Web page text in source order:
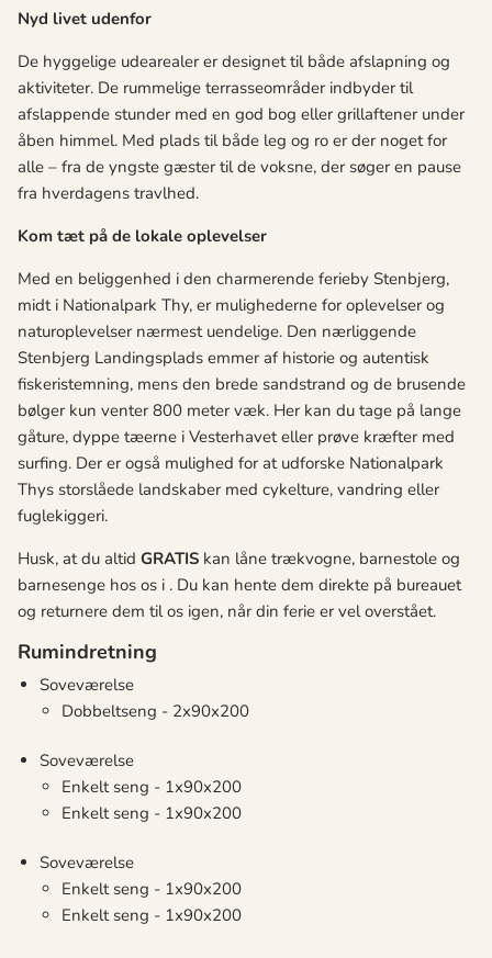
Nyd livet udenfor
De hyggelige udearealer er designet til både afslapning og
aktiviteter. De rummelige terrasseområder indbyder til
afslappende stunder med en god bog eller grillaftener under
åben himmel. Med plads til både leg og ro er der noget for
alle – fra de yngste gæster til de voksne, der søger en pause
fra hverdagens travlhed.
Kom tæt på de lokale oplevelser
Med en beliggenhed i den charmerende ferieby Stenbjerg,
midt i Nationalpark Thy, er mulighederne for oplevelser og
naturoplevelser nærmest uendelige. Den nærliggende
Stenbjerg Landingsplads emmer af historie og autentisk
fiskeristemning, mens den brede sandstrand og de brusende
bølger kun venter 800 meter væk. Her kan du tage på lange
gåture, dyppe tæerne i Vesterhavet eller prøve kræfter med
surfing. Der er også mulighed for at udforske Nationalpark
Thys storslåede landskaber med cykelture, vandring eller
fuglekiggeri.
Husk, at du altid GRATIS kan låne trækvogne, barnestole og
barnesenge hos os i . Du kan hente dem direkte på bureauet
og returnere dem til os igen, når din ferie er vel overstået.
Rumindretning
Soveværelse
Dobbeltseng - 2x90x200
Soveværelse
Enkelt seng - 1x90x200
Enkelt seng - 1x90x200
Soveværelse
Enkelt seng - 1x90x200
Enkelt seng - 1x90x200